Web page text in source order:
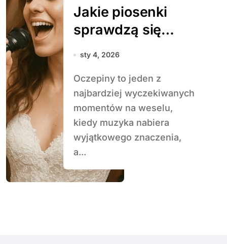
Jakie piosenki
sprawdzą się
podczas oczepin
sty 4, 2026
Oczepiny to jeden z
najbardziej wyczekiwanych
momentów na weselu,
kiedy muzyka nabiera
wyjątkowego znaczenia,
a...